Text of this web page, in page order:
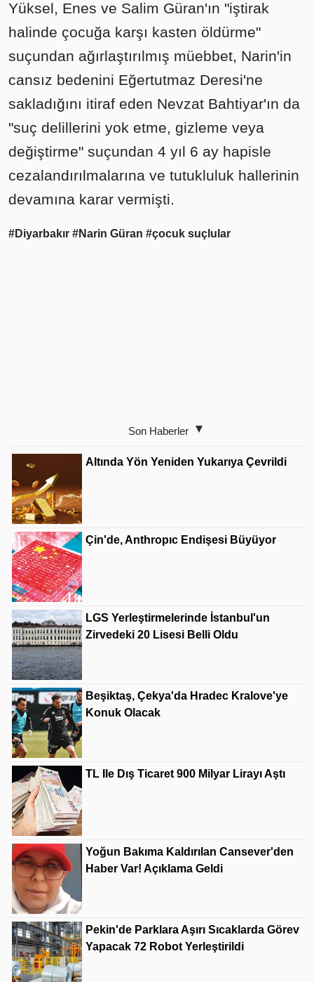
Yüksel, Enes ve Salim Güran'ın "iştirak
halinde çocuğa karşı kasten öldürme"
suçundan ağırlaştırılmış müebbet, Narin'in
cansız bedenini Eğertutmaz Deresi'ne
sakladığını itiraf eden Nevzat Bahtiyar'ın da
"suç delillerini yok etme, gizleme veya
değiştirme" suçundan 4 yıl 6 ay hapisle
cezalandırılmalarına ve tutukluluk hallerinin
devamına karar vermişti.
#Diyarbakır #Narin Güran #çocuk suçlular
Son Haberler
Altında Yön Yeniden Yukarıya Çevrildi
Çin'de, Anthropıc Endişesi Büyüyor
LGS Yerleştirmelerinde İstanbul'un
Zirvedeki 20 Lisesi Belli Oldu
Beşiktaş, Çekya'da Hradec Kralove'ye
Konuk Olacak
TL Ile Dış Ticaret 900 Milyar Lirayı Aştı
Yoğun Bakıma Kaldırılan Cansever'den
Haber Var! Açıklama Geldi
Pekin'de Parklara Aşırı Sıcaklarda Görev
Yapacak 72 Robot Yerleştirildi